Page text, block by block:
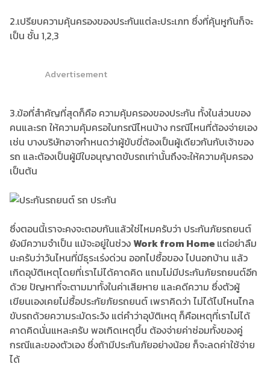
2.เปรียบความคุ้นครองของประกันแต่ละประเภท ซึ่งที่คุ้นหูกันก็จะ
เป็น ชั้น 1,2,3
Advertisement
3.ข้อที่สำคัญที่สุดก็คือ ความคุ้มครองของประกัน ทั้งในส่วนของ
คนและรถ ให้ความคุ้มครอในกรณีไหนบ้าง กรณีไหนที่ต้องจ่ายเอง
เช่น บางบริษัทอาจกำหนดว่าผู้ขับขี่ต้องเป็นผู้เดียวกันกับเจ้าของ
รถ และต้องเป็นผู้มีใบอนุญาตขับรถเท่านั้นถึงจะให้ความคุ้มครอง
เป็นต้น
ซึ่งตอนนี้เราจะคงจะตอบกันแล้วใช่ไหมครับว่า ประกันภัยรถยนต์
ยังมีความจำเป็น แม้จะอยู่ในช่วง Work from Home แต่อย่าลืม
นะครับว่าวันไหนที่มีธุระเร่งด่วน ออกไปซื้อของ ไปนอกบ้าน แล้ว
เกิดอุบัติเหตุโดยที่เราไม่ได้คาดคิด แถมไม่มีประกันภัยรถยนต์อีก
ด้วย ปัญหาที่จะตามมาทั้งในค่าเสียหาย และคดีความ ซึ่งตัวผู้
เขียนเองเคยไม่ซื้อประกัยภัยรถยนต์ เพราคิดว่า ไม่ได้ไปไหนไกล
ขับรถด้วยความระมัดระวัง แต่คำว่าอุบัติเหตุ ก็คือเหตุที่เราไม่ได้
คาดคิดนั่นแหละครับ พอเกิดเหตุขึ้น ต้องจ่ายค่าซ่อมทั้งของคู่
กรณีและของตัวเอง ซึ่งถ้ามีประกันภัยอย่างน้อย ก็จะลดค่าใช้จ่าย
ได้